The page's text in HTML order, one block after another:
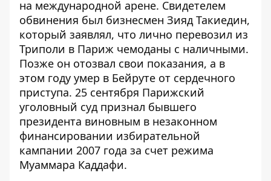
на международной арене. Свидетелем
обвинения был бизнесмен Зияд Такиедин,
который заявлял, что лично перевозил из
Триполи в Париж чемоданы с наличными.
Позже он отозвал свои показания, а в
этом году умер в Бейруте от сердечного
приступа. 25 сентября Парижский
уголовный суд признал бывшего
президента виновным в незаконном
финансировании избирательной
кампании 2007 года за счет режима
Муаммара Каддафи.